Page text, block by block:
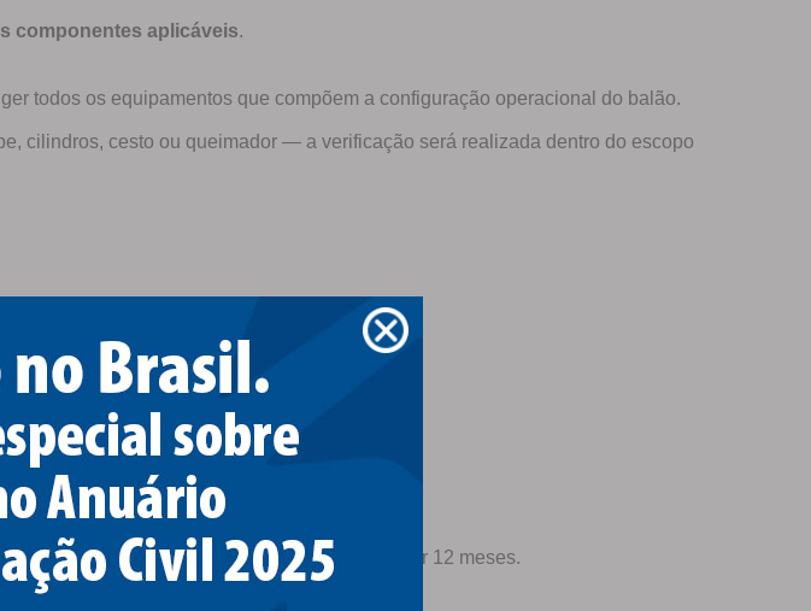
componentes aplicáveis.
todos os equipamentos que compõem a configuração operacional do balão.
cilindros, cesto ou queimador — a verificação será realizada dentro do escopo
da aeronave.
RETAS.
ao chegar nestas 100hs. Não pode esperar dar 12 meses.